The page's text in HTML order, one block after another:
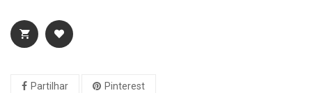
Partilhar Pinterest